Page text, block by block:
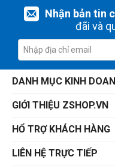
Nhận bản tin
đãi và
DANH MỤC KINH
GIỚI THIỆU ZSHOP.VN
HỔ TRỢ KHÁCH HÀNG
LIÊN HỆ TRỰC TIẾP